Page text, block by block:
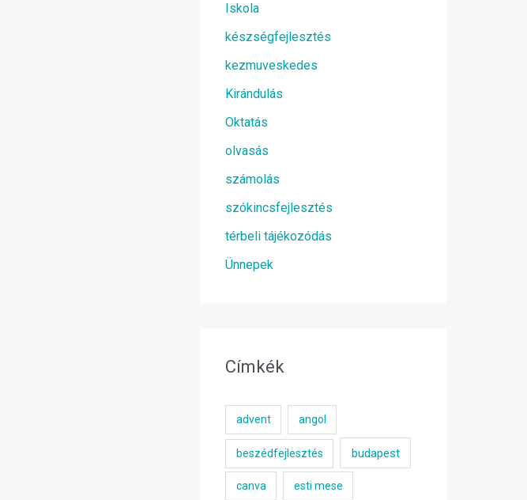
Iskola
készségfejlesztés
kezmuveskedes
Kirándulás
Oktatás
olvasás
számolás
szókincsfejlesztés
térbeli tájékozódás
Ünnepek
Címkék
advent angol
beszédfejlesztés budapest
canva esti mese